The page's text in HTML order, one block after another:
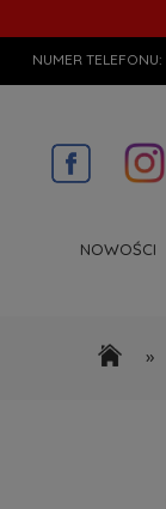
NUMER TELEFONU:
NOWOŚCI
»